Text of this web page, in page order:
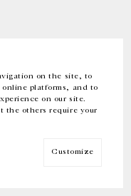
on the site, to
platforms, and to
on our site.
the others require your
Customize